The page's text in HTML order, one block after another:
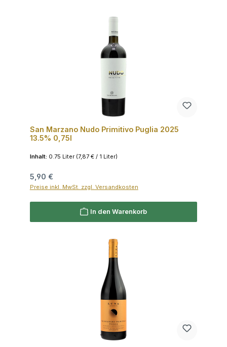
San Marzano Nudo Primitivo Puglia 2025
13.5% 0,75l
Inhalt: 0.75 Liter (7,87 € / 1 Liter)
Regulärer Preis:
5,90 €
Preise inkl. MwSt. zzgl. Versandkosten
In den Warenkorb